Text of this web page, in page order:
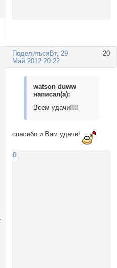
Поделиться 20
Вт, 29
Май 2012 20:22
watson duww
написал(а):
Всем удачи!!!!
спасибо и Вам удачи!
0